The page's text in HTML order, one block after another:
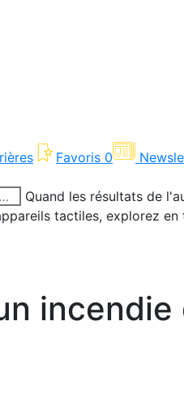
Favoris 0
Quand les résultats de
tactiles, explorez